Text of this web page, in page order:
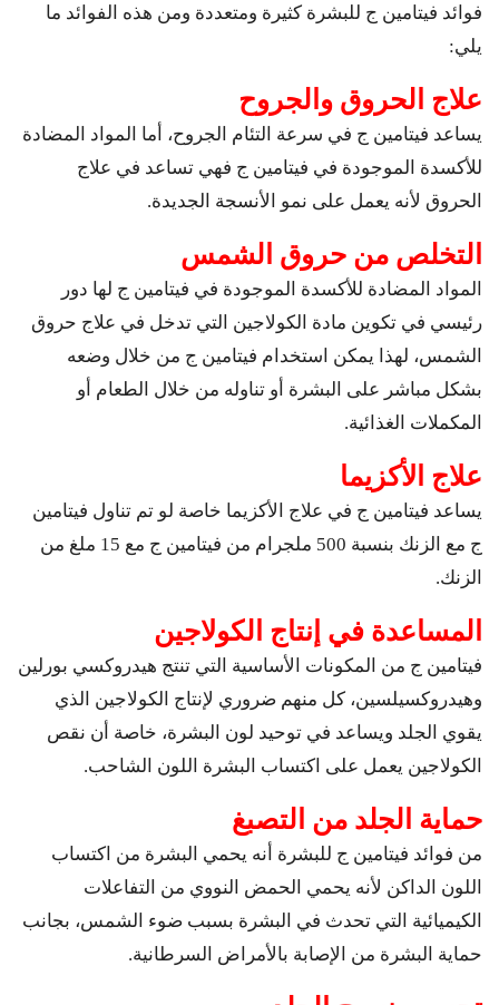
فوائد فيتامين ج للبشرة كثيرة ومتعددة ومن هذه الفوائد ما
يلي:
علاج الحروق والجروح
يساعد فيتامين ج في سرعة التئام الجروح، أما المواد المضادة
للأكسدة الموجودة في فيتامين ج فهي تساعد في علاج
الحروق لأنه يعمل على نمو الأنسجة الجديدة.
التخلص من حروق الشمس
المواد المضادة للأكسدة الموجودة في فيتامين ج لها دور
رئيسي في تكوين مادة الكولاجين التي تدخل في علاج حروق
الشمس، لهذا يمكن استخدام فيتامين ج من خلال وضعه
بشكل مباشر على البشرة أو تناوله من خلال الطعام أو
المكملات الغذائية.
علاج الأكزيما
يساعد فيتامين ج في علاج الأكزيما خاصة لو تم تناول فيتامين
ج مع الزنك بنسبة 500 ملجرام من فيتامين ج مع 15 ملغ من
الزنك.
المساعدة في إنتاج الكولاجين
فيتامين ج من المكونات الأساسية التي تنتج هيدروكسي بورلين
وهيدروكسيلسين، كل منهم ضروري لإنتاج الكولاجين الذي
يقوي الجلد ويساعد في توحيد لون البشرة، خاصة أن نقص
الكولاجين يعمل على اكتساب البشرة اللون الشاحب.
حماية الجلد من التصبغ
من فوائد فيتامين ج للبشرة أنه يحمي البشرة من اكتساب
اللون الداكن لأنه يحمي الحمض النووي من التفاعلات
الكيميائية التي تحدث في البشرة بسبب ضوء الشمس، بجانب
حماية البشرة من الإصابة بالأمراض السرطانية.